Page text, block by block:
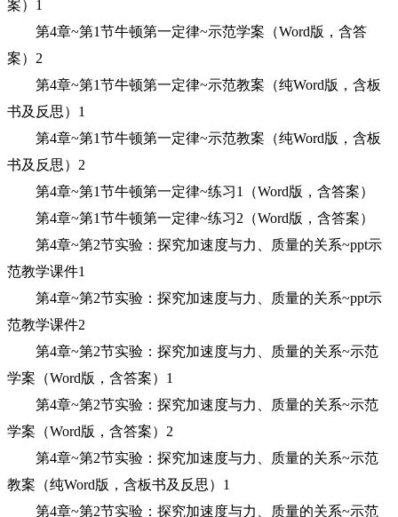
案）1
第4章~第1节牛顿第一定律~示范学案（Word版，含答
案）2
第4章~第1节牛顿第一定律~示范教案（纯Word版，含板
书及反思）1
第4章~第1节牛顿第一定律~示范教案（纯Word版，含板
书及反思）2
第4章~第1节牛顿第一定律~练习1（Word版，含答案）
第4章~第1节牛顿第一定律~练习2（Word版，含答案）
第4章~第2节实验：探究加速度与力、质量的关系~ppt示
范教学课件1
第4章~第2节实验：探究加速度与力、质量的关系~ppt示
范教学课件2
第4章~第2节实验：探究加速度与力、质量的关系~示范
学案（Word版，含答案）1
第4章~第2节实验：探究加速度与力、质量的关系~示范
学案（Word版，含答案）2
第4章~第2节实验：探究加速度与力、质量的关系~示范
教案（纯Word版，含板书及反思）1
第4章~第2节实验：探究加速度与力、质量的关系~示范